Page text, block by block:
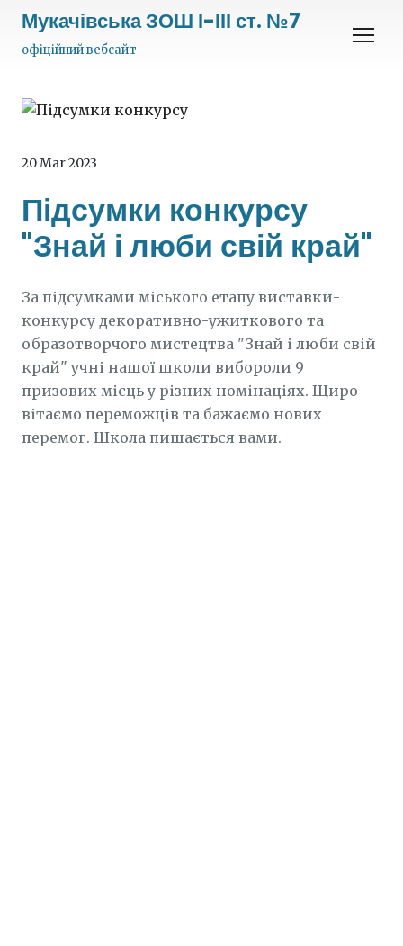
Мукачівська ЗОШ І-ІІІ ст. №7
офіційний вебсайт
20 Mar 2023
Підсумки конкурсу
"Знай і люби свій край"
За підсумками міського етапу виставки-
конкурсу декоративно-ужиткового та
образотворчого мистецтва "Знай і люби свій
край" учні нашої школи вибороли 9
призових місць у різних номінаціях. Щиро
вітаємо переможців та бажаємо нових
перемог. Школа пишається вами.